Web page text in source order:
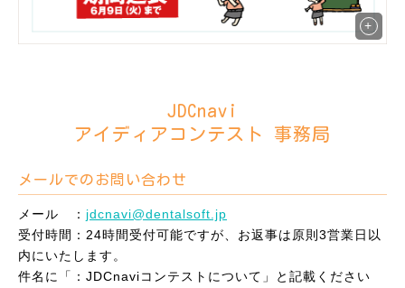
JDCnavi
アイディアコンテスト 事務局
メールでのお問い合わせ
メール ： jdcnavi@dentalsoft.jp
受付時間：24時間受付可能ですが、お返事は原則3営業日以
内にいたします。
件名に「：JDCnaviコンテストについて」と記載ください